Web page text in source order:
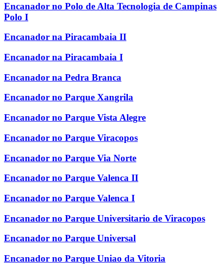
Encanador no Polo de Alta Tecnologia de Campinas
Polo I
Encanador na Piracambaia II
Encanador na Piracambaia I
Encanador na Pedra Branca
Encanador no Parque Xangrila
Encanador no Parque Vista Alegre
Encanador no Parque Viracopos
Encanador no Parque Via Norte
Encanador no Parque Valenca II
Encanador no Parque Valenca I
Encanador no Parque Universitario de Viracopos
Encanador no Parque Universal
Encanador no Parque Uniao da Vitoria